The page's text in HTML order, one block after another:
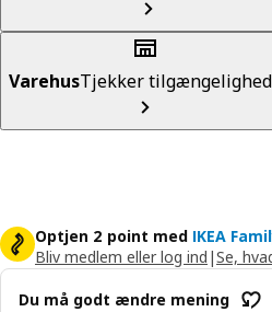
VarehusTjekker
Optjen 2 point med IKEA
Bliv medlem eller log ind |Se,
Du må godt ændre mening